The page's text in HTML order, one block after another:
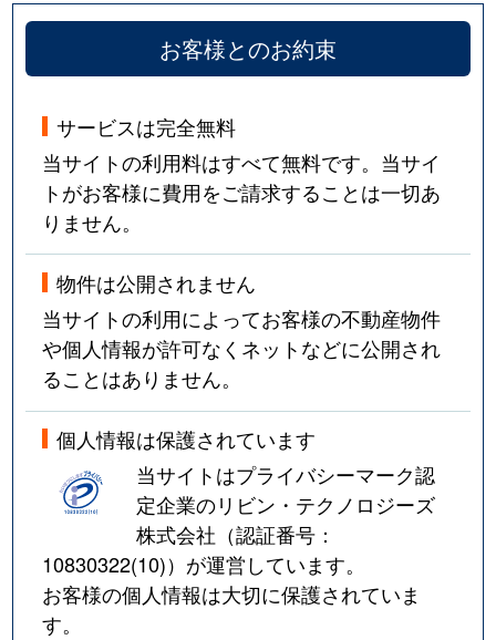
お客様とのお約束
サービスは完全無料
当サイトの利用料はすべて無料です。当サイ
トがお客様に費用をご請求することは一切あ
りません。
物件は公開されません
当サイトの利用によってお客様の不動産物件
や個人情報が許可なくネットなどに公開され
ることはありません。
個人情報は保護されています
当サイトはプライバシーマーク認
定企業のリビン・テクノロジーズ
株式会社（認証番号：
10830322(10)）が運営しています。
お客様の個人情報は大切に保護されていま
す。